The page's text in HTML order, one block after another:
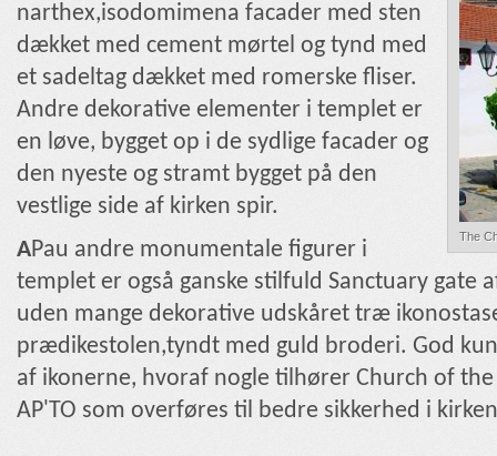
The
narthex,isodomimena facader med sten
dækket med cement mørtel og tynd med
et sadeltag dækket med romerske fliser.
Andre dekorative elementer i templet er
en løve, bygget op i de sydlige facader og
den nyeste og stramt bygget på den
vestlige side af kirken spir.
APau andre monumentale figurer i
templet er også ganske stilfuld Sanctuary gate
uden mange dekorative udskåret træ
prædikestolen,tyndt med guld broderi. God
af ikonerne, hvoraf nogle tilhører Church of
AP'TO som overføres til bedre sikkerhed i